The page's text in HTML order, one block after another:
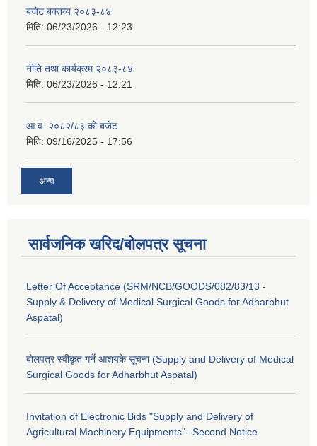
बजेट बक्तव्य २०८३-८४
मिति: 06/23/2026 - 12:23
नीति तथा कार्यक्रम २०८३-८४
मिति: 06/23/2026 - 12:21
आ.व. २०८२/८३ को बजेट
मिति: 09/16/2025 - 17:56
अन्य
सार्वजनिक खरिद/बोलपत्र सूचना
Letter Of Acceptance (SRM/NCB/GOODS/082/83/13 -
Supply & Delivery of Medical Surgical Goods for Adharbhut
Aspatal)
बोलपत्र स्वीकृत गर्ने आशयके सूचना (Supply and Delivery of Medical
Surgical Goods for Adharbhut Aspatal)
Invitation of Electronic Bids "Supply and Delivery of
Agricultural Machinery Equipments"--Second Notice